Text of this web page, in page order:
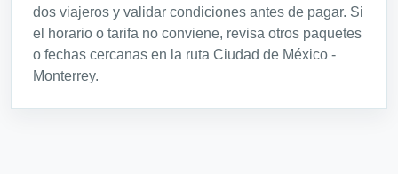
dos viajeros y validar condiciones antes de pagar. Si
el horario o tarifa no conviene, revisa otros paquetes
o fechas cercanas en la ruta Ciudad de México -
Monterrey.